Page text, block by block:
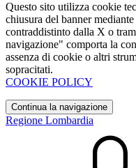
Questo sito utilizza cookie
chiusura del banner
contraddistinto dalla X o
navigazione" comporta la
assenza di cookie o altri
sopracitati.
COOKIE POLICY
Continua la navigazione
Regione Lombardia